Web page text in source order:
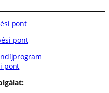
pont
pont
pont